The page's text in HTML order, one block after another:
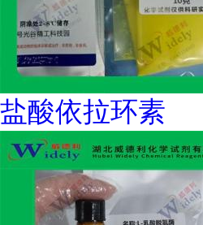
盐酸依拉环素